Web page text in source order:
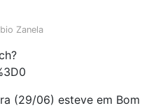
Zanela
(29/06) esteve em Bom